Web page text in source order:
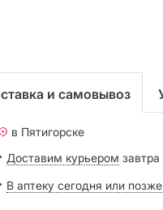
и самовывоз
в Пятигорске
Доставим курьером завтра
В аптеку сегодня или позже